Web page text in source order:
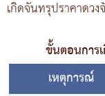
เกิดจันทรุปราคาดว
ขั้นตอนการ
เหตุการณ์